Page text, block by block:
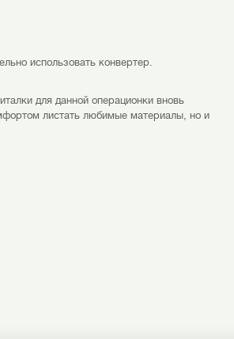
использовать конвертер.
для данной операционки вновь
листать любимые материалы, но и